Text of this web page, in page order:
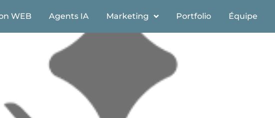
WEB Agents IA Marketing Portfolio Équipe